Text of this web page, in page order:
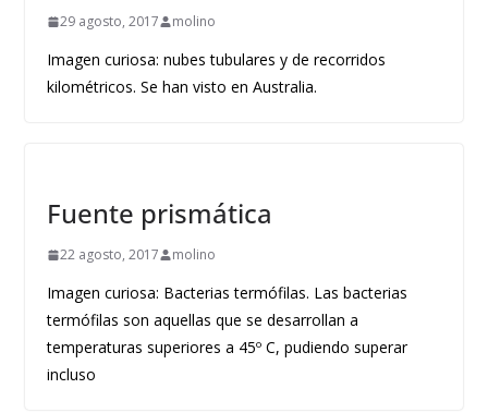
29 agosto, 2017 molino
Imagen curiosa: nubes tubulares y de recorridos
kilométricos. Se han visto en Australia.
Fuente prismática
22 agosto, 2017 molino
Imagen curiosa: Bacterias termófilas. Las bacterias
termófilas son aquellas que se desarrollan a
temperaturas superiores a 45º C, pudiendo superar
incluso